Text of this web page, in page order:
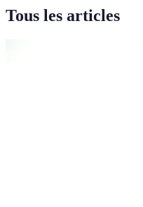
Tous les articles